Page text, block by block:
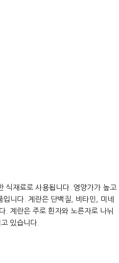
식재료로 사용됩니다. 영양가가 높고
니다. 계란은 단백질, 비타민, 미네
. 계란은 주로 흰자와 노른자로 나뉘
있습니다.